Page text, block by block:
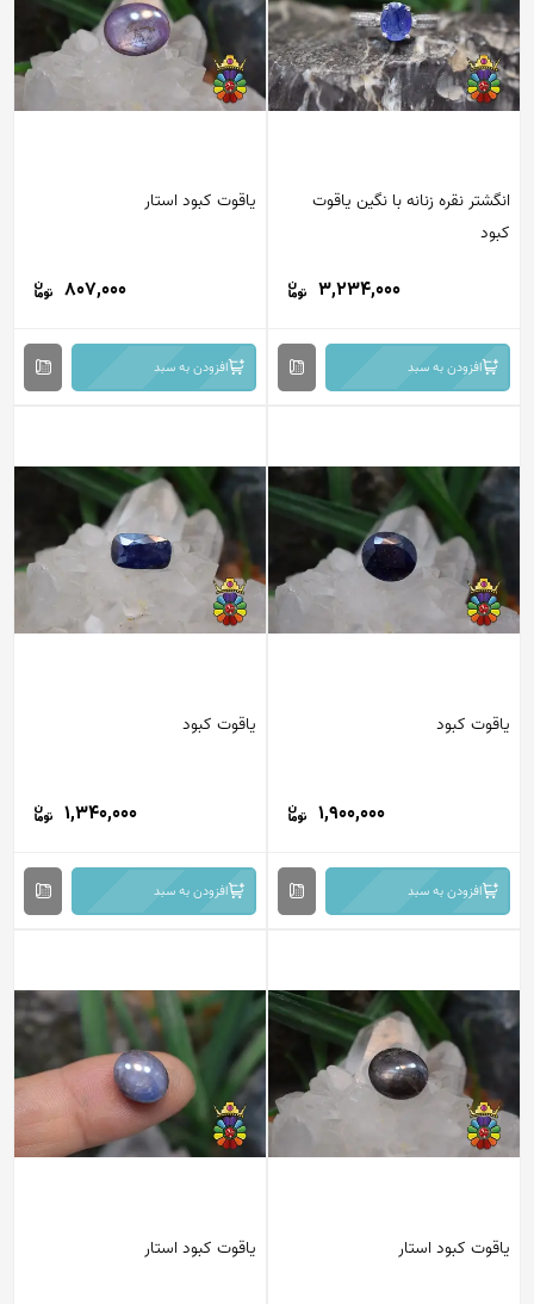
انگشتر نقره زنانه با نگین یاقوت
کبود
3,234,000
افزودن به سبد
یاقوت کبود استار
807,000
افزودن به سبد
یاقوت کبود
1,900,000
افزودن به سبد
یاقوت کبود
1,340,000
افزودن به سبد
یاقوت کبود استار یاقوت کبود استار